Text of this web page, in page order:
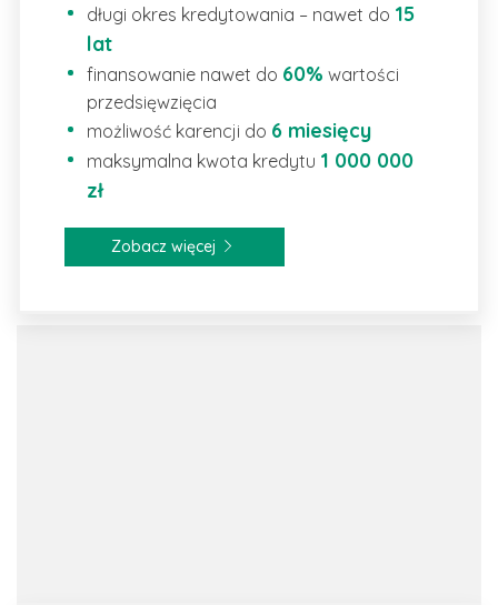
długi okres kredytowania – nawet do 15
lat
finansowanie nawet do 60% wartości
przedsięwzięcia
możliwość karencji do 6 miesięcy
maksymalna kwota kredytu 1 000 000
zł
Zobacz więcej